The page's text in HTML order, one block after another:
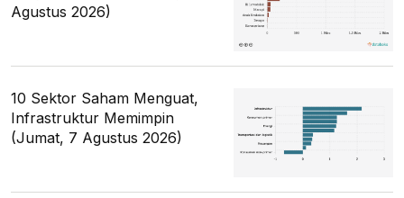
Agustus 2026)
10 Sektor Saham Menguat,
Infrastruktur Memimpin
(Jumat, 7 Agustus 2026)